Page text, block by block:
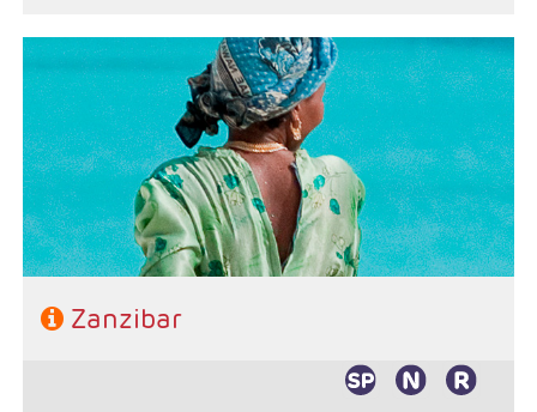
VACACIONES
HOTELES
CARIBE
OFERTAS
VUELO + HOTEL
CRUCEROS
- Duración: Noches a elegir
- Salidas: Diarias
- Ruta: Zanzibar 5 noches (paquete base) o más
- Categoría hotelera: A elección del cliente
- Régimen: A elección del cliente
Zanzibar